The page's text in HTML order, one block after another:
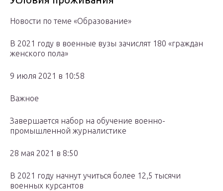
Новости по теме «Образование»
В 2021 году в военные вузы зачислят 180 «граждан
женского пола»
9 июля 2021 в 10:58
Важное
Завершается набор на обучение военно-
промышленной журналистике
28 мая 2021 в 8:50
В 2021 году начнут учиться более 12,5 тысячи
военных курсантов